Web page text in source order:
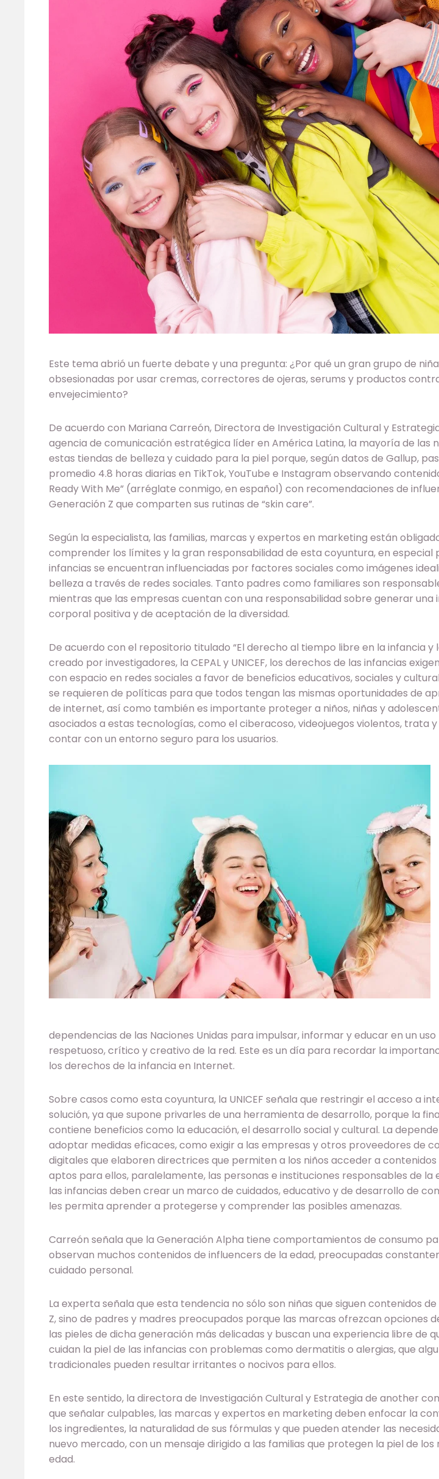
Este tema abrió un fuerte debate y una pregunta: ¿Por qué un gran grupo de
obsesionadas por usar cremas, correctores de ojeras, serums y productos
envejecimiento?
De acuerdo con Mariana Carreón, Directora de Investigación Cultural y
agencia de comunicación estratégica líder en América Latina, la mayoría de las
estas tiendas de belleza y cuidado para la piel porque, según datos de Gallup,
promedio 4.8 horas diarias en TikTok, YouTube e Instagram observando
Ready With Me” (arréglate conmigo, en español) con recomendaciones de
Generación Z que comparten sus rutinas de “skin care”.
Según la especialista, las familias, marcas y expertos en marketing están
comprender los límites y la gran responsabilidad de esta coyuntura, en especial
infancias se encuentran influenciadas por factores sociales como imágenes
belleza a través de redes sociales. Tanto padres como familiares son
mientras que las empresas cuentan con una responsabilidad sobre generar una
corporal positiva y de aceptación de la diversidad.
De acuerdo con el repositorio titulado “El derecho al tiempo libre en la infancia y
creado por investigadores, la CEPAL y UNICEF, los derechos de las infancias
con espacio en redes sociales a favor de beneficios educativos, sociales y
se requieren de políticas para que todos tengan las mismas oportunidades de
de internet, así como también es importante proteger a niños, niñas y
asociados a estas tecnologías, como el ciberacoso, videojuegos violentos, trata
contar con un entorno seguro para los usuarios.
dependencias de las Naciones Unidas para impulsar, informar y educar en un
respetuoso, crítico y creativo de la red. Este es un día para recordar la
los derechos de la infancia en Internet.
Sobre casos como esta coyuntura, la UNICEF señala que restringir el acceso a
solución, ya que supone privarles de una herramienta de desarrollo, porque la
contiene beneficios como la educación, el desarrollo social y cultural. La
adoptar medidas eficaces, como exigir a las empresas y otros proveedores de
digitales que elaboren directrices que permiten a los niños acceder a
aptos para ellos, paralelamente, las personas e instituciones responsables de la
las infancias deben crear un marco de cuidados, educativo y de desarrollo de
les permita aprender a protegerse y comprender las posibles amenazas.
Carreón señala que la Generación Alpha tiene comportamientos de consumo
observan muchos contenidos de influencers de la edad, preocupadas
cuidado personal.
La experta señala que esta tendencia no sólo son niñas que siguen contenidos
Z, sino de padres y madres preocupados porque las marcas ofrezcan opciones
las pieles de dicha generación más delicadas y buscan una experiencia libre de
cuidan la piel de las infancias con problemas como dermatitis o alergias, que
tradicionales pueden resultar irritantes o nocivos para ellos.
En este sentido, la directora de Investigación Cultural y Estrategia de another
que señalar culpables, las marcas y expertos en marketing deben enfocar la
los ingredientes, la naturalidad de sus fórmulas y que pueden atender las
nuevo mercado, con un mensaje dirigido a las familias que protegen la piel de los
edad.